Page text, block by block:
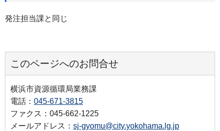
発注担当課と同じ
このページへのお問合せ
横浜市資源循環局業務課
電話： 045-671-3815
ファクス：045-662-1225
メールアドレス： sj-gyomu@city.yokohama.lg.jp